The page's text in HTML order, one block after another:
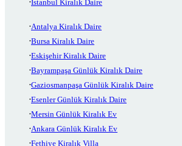
İstanbul Kiralık Daire
Antalya Kiralık Daire
Bursa Kiralık Daire
Eskişehir Kiralık Daire
Bayrampaşa Günlük Kiralık Daire
Gaziosmanpaşa Günlük Kiralık Daire
Esenler Günlük Kiralık Daire
Mersin Günlük Kiralık Ev
Ankara Günlük Kiralık Ev
Fethiye Kiralık Villa